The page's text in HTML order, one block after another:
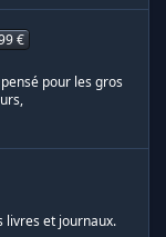
€
pour les gros
livres et journaux.